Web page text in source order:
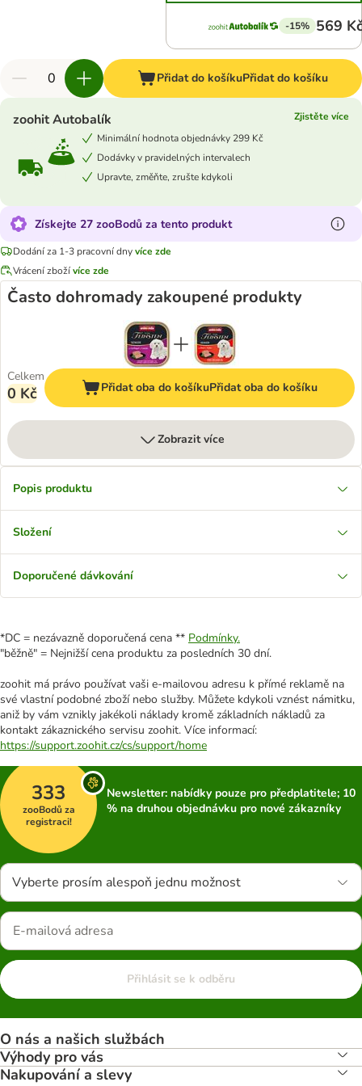
-15% 569
Přidat do košíkuPřidat do košíku
zoohit Autobalík
Zjistěte více
Minimální hodnota objednávky 299 Kč
Dodávky v pravidelných intervalech
Upravte, změňte, zrušte kdykoli
Získejte 27 zooBodů za tento produkt
Dodání za 1-3 pracovní dnyvíce zde
Vrácení zbožívíce zde
Často dohromady zakoupené produkty
Celkem
0 Kč Přidat oba do košíkuPřidat oba do košíku
Zobrazit více
Popis produktu
Složení
Doporučené dávkování
*DC = nezávazně doporučená cena ** Podmínky.
"běžně" = Nejnižší cena produktu za posledních 30 dní.
zoohit má právo používat vaši e-mailovou adresu k přímé reklamě na
své vlastní podobné zboží nebo služby. Můžete kdykoli vznést námitku,
aniž by vám vznikly jakékoli náklady kromě základních nákladů za
kontakt zákaznického servisu zoohit. Více informací:
https://support.zoohit.cz/cs/support/home
333
zooBodů za
registraci!
Newsletter: nabídky pouze pro předplatitele; 10
% na druhou objednávku pro nové zákazníky
Vyberte prosím alespoň jednu možnost
Přihlásit se k odběru
O nás a našich službách
Výhody pro vás
Nakupování a slevy